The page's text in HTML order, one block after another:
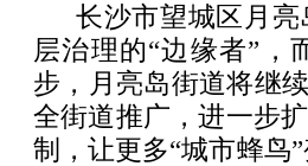
长沙市望城区月
层治理的“边缘者”，
步，月亮岛街道将继
全街道推广，进一步
制，让更多“城市蜂鸟